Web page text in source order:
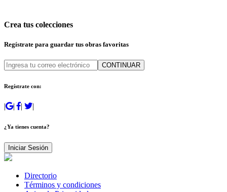
Crea tus colecciones
Regístrate para guardar tus obras favoritas
CONTINUAR
Regístrate con:
| | | |
¿Ya tienes cuenta?
Iniciar Sesión
Directorio
Términos y condiciones